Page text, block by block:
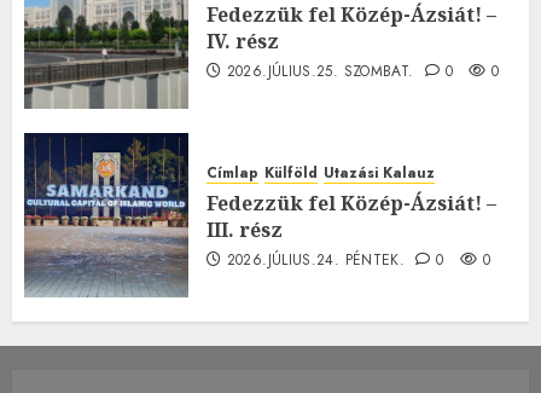
Fedezzük fel Közép-Ázsiát! –
IV. rész
2026.JÚLIUS.25. SZOMBAT. 0 0
Címlap Külföld Utazási Kalauz
Fedezzük fel Közép-Ázsiát! –
III. rész
2026.JÚLIUS.24. PÉNTEK. 0 0